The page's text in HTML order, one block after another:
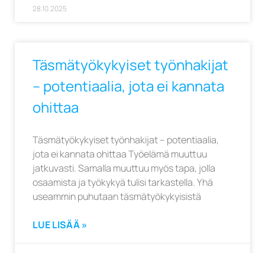
28.10.2025
Täsmätyökykyiset työnhakijat
– potentiaalia, jota ei kannata
ohittaa
Täsmätyökykyiset työnhakijat – potentiaalia,
jota ei kannata ohittaa Työelämä muuttuu
jatkuvasti. Samalla muuttuu myös tapa, jolla
osaamista ja työkykyä tulisi tarkastella. Yhä
useammin puhutaan täsmätyökykyisistä
LUE LISÄÄ »